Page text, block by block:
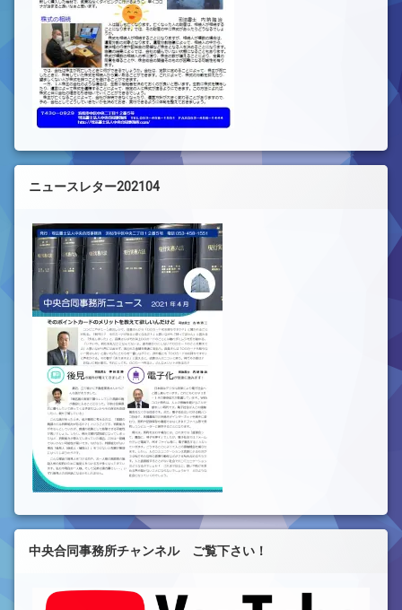
ニュースレター202104
中央合同事務所チャンネル ご覧下さい！